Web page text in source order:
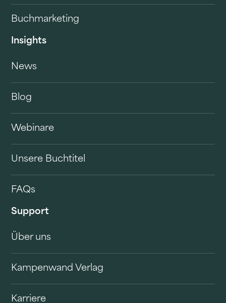
Buchmarketing
Insights
News
Blog
Webinare
Unsere Buchtitel
FAQs
Support
Über uns
Kampenwand Verlag
Karriere